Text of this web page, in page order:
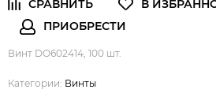
Винт DO602414, 100 шт.
Категории: Винты